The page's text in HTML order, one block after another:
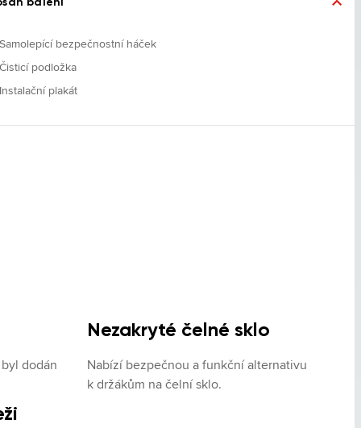
Samolepící bezpečnostní háček
Čisticí podložka
Instalační plakát
dodán
Nezakryté čelné sklo
Nabízí bezpečnou a funkční alternativu
k držákům na čelní sklo.